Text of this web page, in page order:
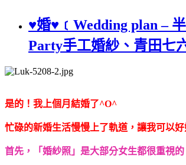
♥婚♥﹝Wedding plan –
Party手工婚紗、青田七
是的！我上個月結婚了^O^
忙碌的新婚生活慢慢上了軌道，讓我可以
首先，「婚紗照」是大部分女生都很重視的